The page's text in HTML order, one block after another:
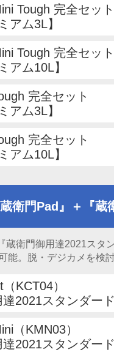
Tough 完全セット
アム3L】
Tough 完全セット
アム10L】
完全セット
アム3L】
完全セット
アム10L】
蔵衛門Pad』＋『蔵
蔵衛門御用達2021ス
能。脱・デジカメを検
KCT04）
達2021スタンダード
（KMN03）
達2021スタンダード